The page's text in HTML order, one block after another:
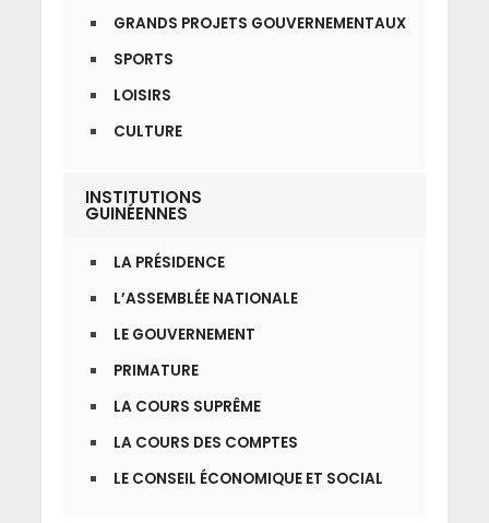
GRANDS PROJETS GOUVERNEMENTAUX
SPORTS
LOISIRS
CULTURE
INSTITUTIONS
GUINÉENNES
LA PRÉSIDENCE
L’ASSEMBLÉE NATIONALE
LE GOUVERNEMENT
PRIMATURE
LA COURS SUPRÊME
LA COURS DES COMPTES
LE CONSEIL ÉCONOMIQUE ET SOCIAL